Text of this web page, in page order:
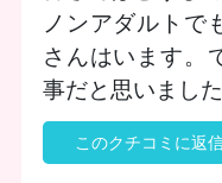
ノンアダルトで
さんはいます。
事だと思いました
このクチコミに返